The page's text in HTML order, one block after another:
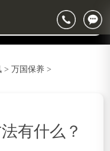
▲
▼
2026年6月万国天津市售后服务网络优化升级公告
2026年6月天津市万国官方售后客户服务热线：400-992-7093
心最新网点地址：
>万国保养 >
有什么？